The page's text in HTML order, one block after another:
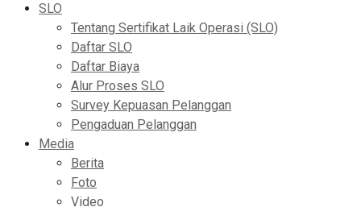
SLO
Tentang Sertifikat Laik Operasi (SLO)
Daftar SLO
Daftar Biaya
Alur Proses SLO
Survey Kepuasan Pelanggan
Pengaduan Pelanggan
Media
Berita
Foto
Video